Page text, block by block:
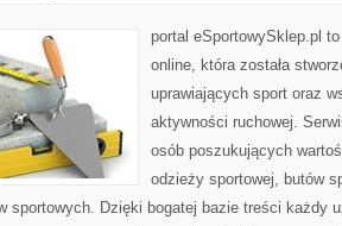
portal eSportowySklep.pl
online, która została
uprawiających sport oraz
aktywności ruchowej.
osób poszukujących
odzieży sportowej, butów
sportowych. Dzięki bogatej bazie treści każdy